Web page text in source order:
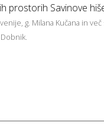
prostorih Savinove
g. Milana Kučana in